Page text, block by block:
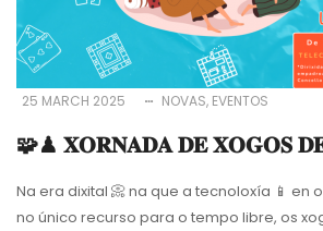
25 MARCH 2025 NOVAS EVENTOS
🧩♟ 𝐗𝐎𝐑𝐍𝐀𝐃𝐀 𝐃𝐄 𝐗𝐎𝐆𝐎𝐒
Na era dixital 📀na que a tecnoloxía 📱 en
no único recurso para o tempo libre, os